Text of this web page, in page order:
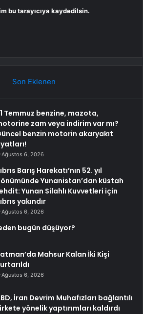
bu tarayıcıya kaydedilsin.
Son Eklenen
Temmuz benzine, mazota,
zam veya indirim var mı?
benzin motorin akaryakıt
Ağustos 6, 2026
Barış Harekatı’nın 52. yıl
Yunanistan’dan küstah
Yunan Silahlı Kuvvetleri için
yakındır
Ağustos 6, 2026
bugün düşüyor?
Mahsur Kalan İki Kişi
Ağustos 6, 2026
İran Devrim Muhafızları bağlantılı
yönelik yaptırımları kaldırdı